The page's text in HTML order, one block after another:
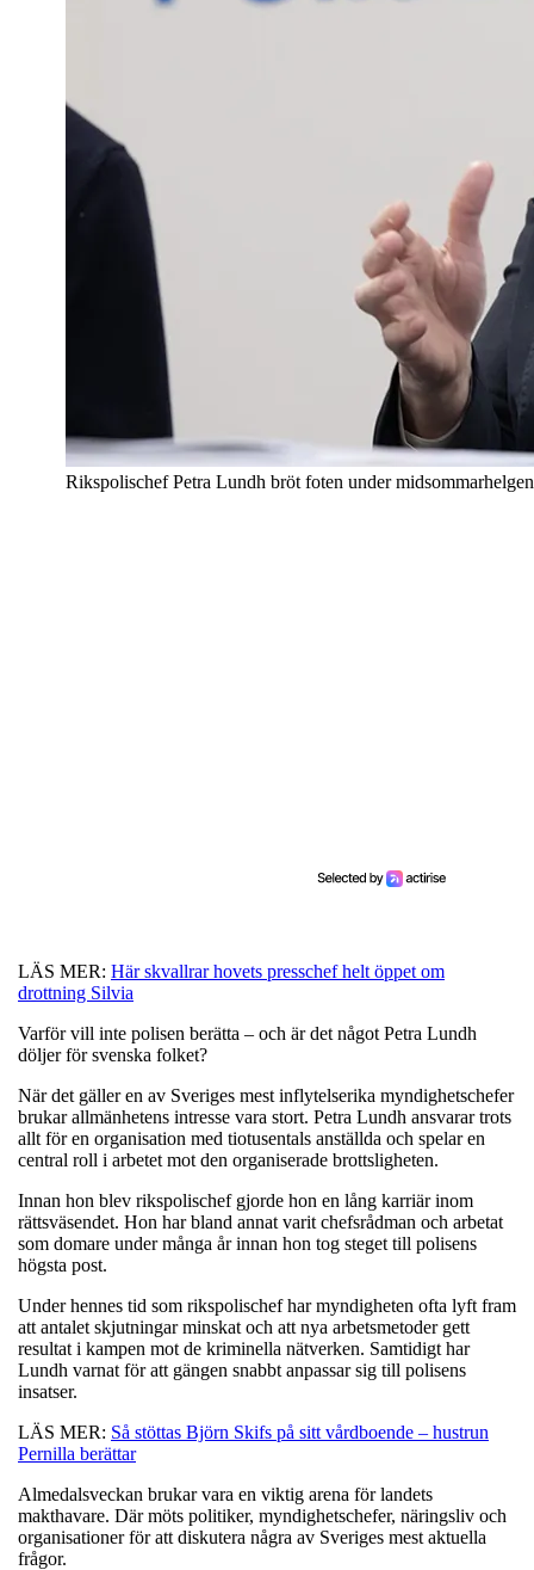
Rikspolischef Petra Lundh bröt foten under
LÄS MER: Här skvallrar hovets presschef helt öppet om
drottning Silvia
Varför vill inte polisen berätta – och är det något Petra Lundh
döljer för svenska folket?
När det gäller en av Sveriges mest inflytelserika myndighetschefer
brukar allmänhetens intresse vara stort. Petra Lundh ansvarar trots
allt för en organisation med tiotusentals anställda och spelar en
central roll i arbetet mot den organiserade brottsligheten.
Innan hon blev rikspolischef gjorde hon en lång karriär inom
rättsväsendet. Hon har bland annat varit chefsrådman och arbetat
som domare under många år innan hon tog steget till polisens
högsta post.
Under hennes tid som rikspolischef har myndigheten ofta lyft fram
att antalet skjutningar minskat och att nya arbetsmetoder gett
resultat i kampen mot de kriminella nätverken. Samtidigt har
Lundh varnat för att gängen snabbt anpassar sig till polisens
insatser.
LÄS MER: Så stöttas Björn Skifs på sitt vårdboende – hustrun
Pernilla berättar
Almedalsveckan brukar vara en viktig arena för landets
makthavare. Där möts politiker, myndighetschefer, näringsliv och
organisationer för att diskutera några av Sveriges mest aktuella
frågor.